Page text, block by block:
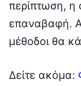
περίπτωση, η
επαναβαφή.
μέθοδοι θα
Δείτε ακόμα: